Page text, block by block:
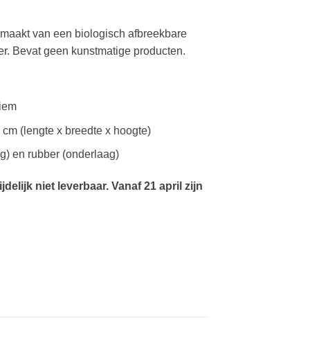
van een biologisch afbreekbare
Bevat geen kunstmatige producten.
(lengte x breedte x hoogte)
en rubber (onderlaag)
niet leverbaar. Vanaf 21 april zijn